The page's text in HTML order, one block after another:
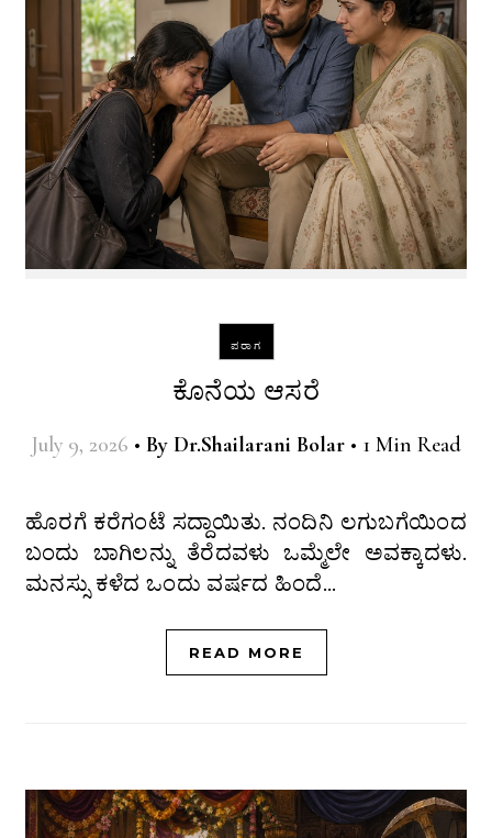
ಪರಾಗ
ಕೊನೆಯ ಆಸರೆ
July 9, 2026 • By Dr.Shailarani Bolar • 1 Min Read
ಹೊರಗೆ ಕರೆಗಂಟೆ ಸದ್ದಾಯಿತು. ನಂದಿನಿ ಲಗುಬಗೆಯಿಂದ
ಬಂದು ಬಾಗಿಲನ್ನು ತೆರೆದವಳು ಒಮ್ಮೆಲೇ ಅವಕ್ಕಾದಳು.
ಮನಸ್ಸು ಕಳೆದ ಒಂದು ವರ್ಷದ ಹಿಂದೆ…
READ MORE